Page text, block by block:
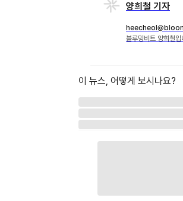
양희철 기자
블루밍비트 양희철입
이 뉴스, 어떻게 보시나요?